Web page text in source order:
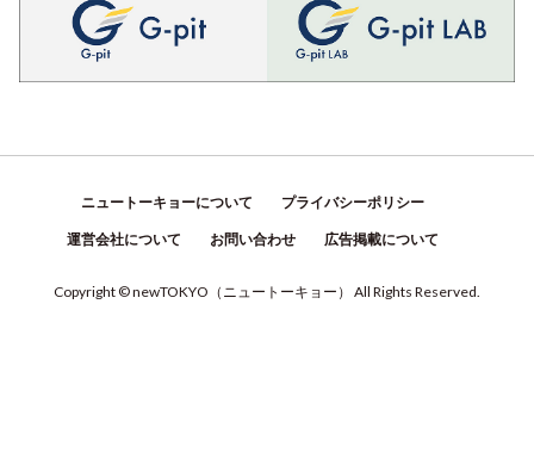
ニュートーキョーについて プライバシーポリシー
運営会社について お問い合わせ 広告掲載について
Copyright © newTOKYO （ ニュートーキョー ） All Rights Reserved.